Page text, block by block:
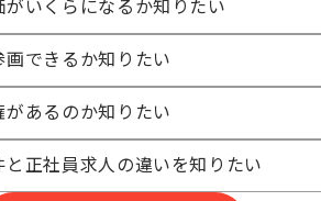
。
にお勧めです。
がいくらになるか知りたい
画できるか知りたい
があるのか知りたい
と正社員求人の違いを知りたい